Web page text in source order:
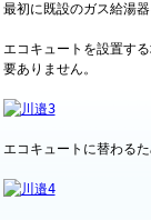
最初に既設のガス給湯
エコキュートを設置す
要ありません。
エコキュートに替わる